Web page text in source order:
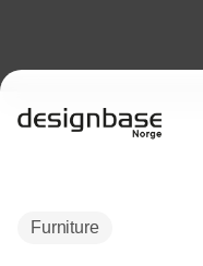
Furniture